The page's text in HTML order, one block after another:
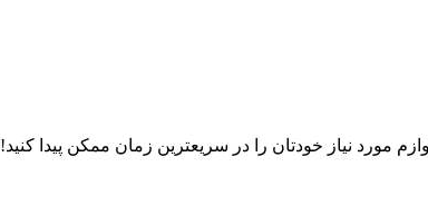
مورد نیاز خودتان را در سریعترین زمان ممکن پیدا کنید!